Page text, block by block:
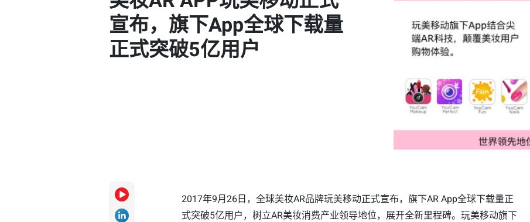
宣布，旗下App全球下载量
正式突破5亿用户
2017年9月26日，全球美妆AR品牌玩美移动正式宣布，旗下AR App全球下载量正
式突破5亿用户，树立AR美妆消费产业领导地位，展开全新里程碑。玩美移动旗下